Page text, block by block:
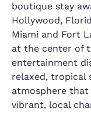
boutique stay
Hollywood,
Miami and Fort
at the center of
entertainment
relaxed, tropical
atmosphere that
vibrant, local